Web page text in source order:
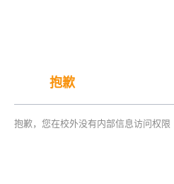
抱歉
抱歉，您在校外没有内部信息访问权限